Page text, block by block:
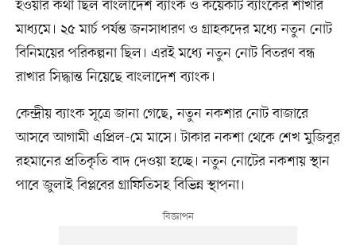
হওয়ার কথা ছিল বাংলাদেশ ব্যাংক ও কয়েকটি ব্যাংকের শাখার
মাধ্যমে। ২৫ মার্চ পর্যন্ত জনসাধারণ ও গ্রাহকদের মধ্যে নতুন নোট
বিনিময়ের পরিকল্পনা ছিল। এরই মধ্যে নতুন নোট বিতরণ বন্ধ
রাখার সিদ্ধান্ত নিয়েছে বাংলাদেশ ব্যাংক।
কেন্দ্রীয় ব্যাংক সূত্রে জানা গেছে, নতুন নকশার নোট বাজারে
আসবে আগামী এপ্রিল-মে মাসে। টাকার নকশা থেকে শেখ মুজিবুর
রহমানের প্রতিকৃতি বাদ দেওয়া হচ্ছে। নতুন নোটের নকশায় স্থান
পাবে জুলাই বিপ্লবের গ্রাফিতিসহ বিভিন্ন স্থাপনা।